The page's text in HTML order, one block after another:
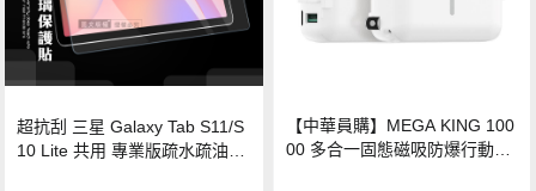
超抗刮 三星 Galaxy Tab S11/S
10 Lite 共用 專業版疏水疏油9H
【中華員購】MEGA KING 100
00 多合一固態磁吸防爆行動電